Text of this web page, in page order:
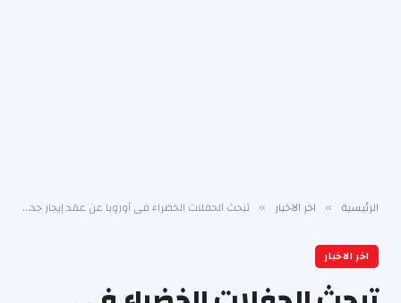
الرئيسية » اخر الاخبار » تبحث الحفلات الخضراء في أوروبا عن عقد إيجار جديد للحياة
اخر الاخبار